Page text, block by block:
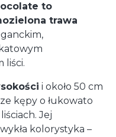
to
trawa
liści.
i około 50 cm
kępy o łukowato
Jej
kolorystyka –